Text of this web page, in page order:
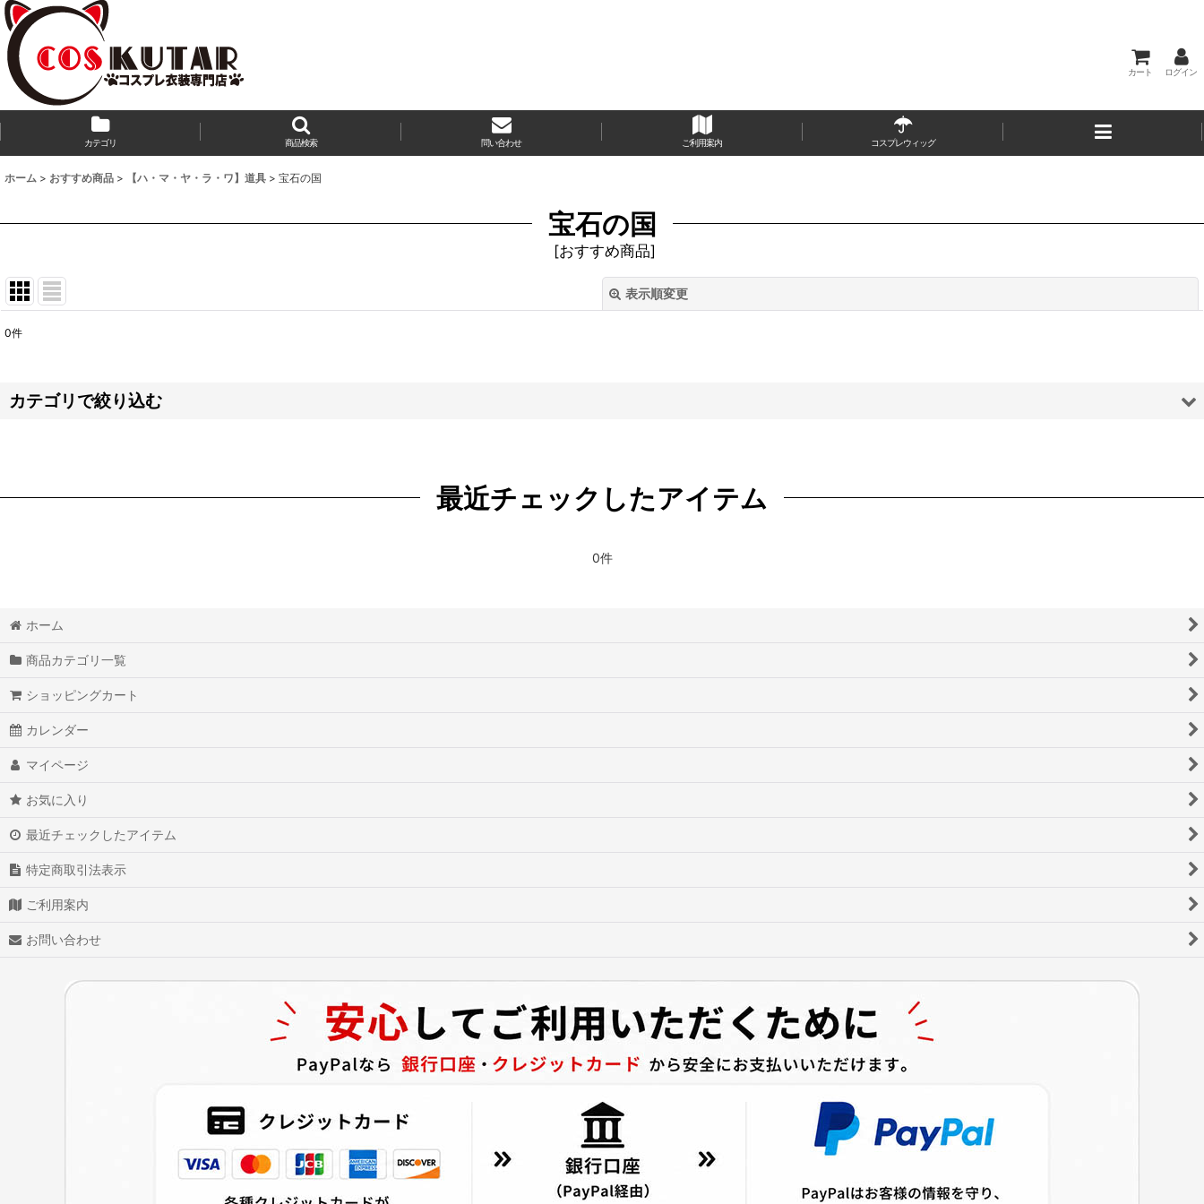
カート ログイン
カテゴリ 商品検索 問い合わせ ご利用案内 コスプレウィッグ
ホーム > おすすめ商品 > 【ハ・マ・ヤ・ラ・ワ】道具 > 宝石の国
宝石の国
[おすすめ商品]
表示順変更
並び順:
0件
カテゴリで絞り込む
崩壊3rd
League of Legends リーグ・オブ・レジェンド
宝石の国
遊☆戯☆王
Fate/Stay night
僕のヒーローアカデミア
Re：ゼロから始める異世界生活
最近チェックしたアイテム
0件
ホーム
商品カテゴリ一覧
ショッピングカート
カレンダー
マイページ
お気に入り
最近チェックしたアイテム
特定商取引法表示
ご利用案内
お問い合わせ